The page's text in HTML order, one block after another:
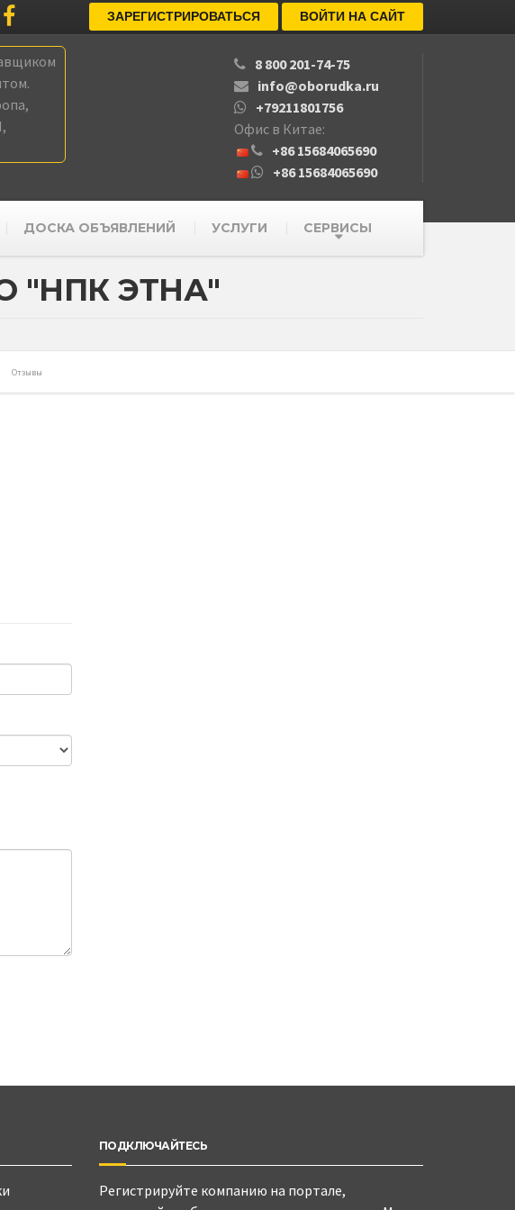
ЗАРЕГИСТРИРОВАТЬСЯ ВОЙТИ НА САЙТ
8 800 201-74-75
info@oborudka.ru
+79211801756
Офис в Китае:
+86 15684065690
+86 15684065690
ДОСКА ОБЪЯВЛЕНИЙ УСЛУГИ СЕРВИСЫ
"НПК ЭТНА"
Отзывы
ПОДКЛЮЧАЙТЕСЬ
Регистрируйте компанию на портале,